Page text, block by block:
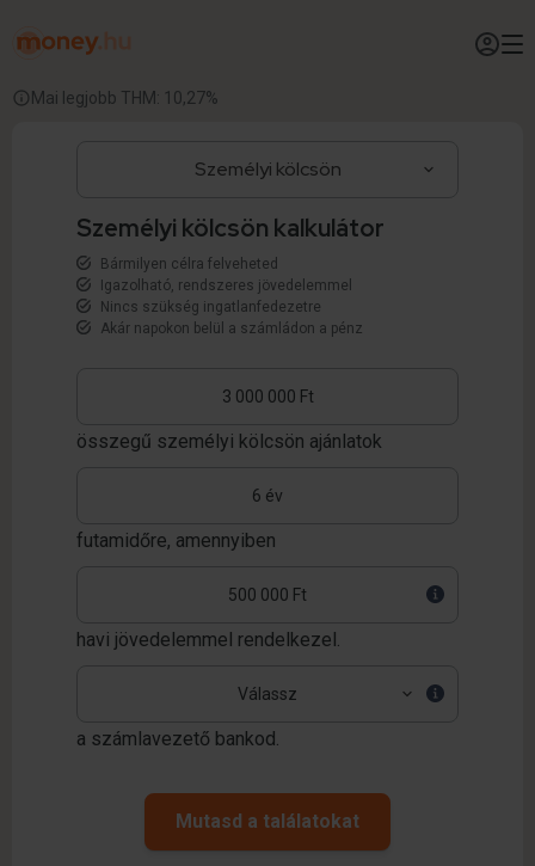
Mai legjobb THM: 10,27%
Személyi kölcsön kalkulátor
Bármilyen célra felveheted
Igazolható, rendszeres jövedelemmel
Nincs szükség ingatlanfedezetre
Akár napokon belül a számládon a pénz
összegű személyi kölcsön ajánlatok
futamidőre, amennyiben
havi jövedelemmel rendelkezel.
a számlavezető bankod.
Mutasd a találatokat